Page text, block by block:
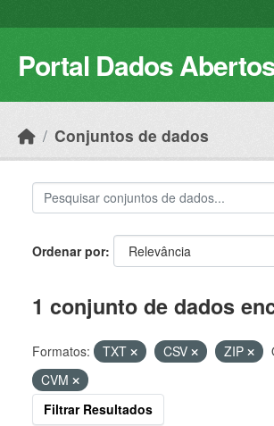
Portal Dados
Conjuntos de dados
Ordenar por
1 conjunto de dados
Formatos: TXT CSV ZIP
CVM
Filtrar Resultados